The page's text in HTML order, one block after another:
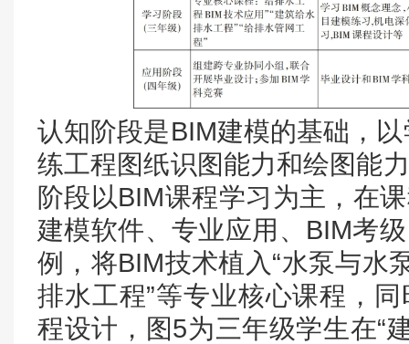
认知阶段是BIM建模的基础，
练工程图纸识图能力和绘图能
阶段以BIM课程学习为主，在
建模软件、专业应用、BIM考
例，将BIM技术植入“水泵与水
排水工程”等专业核心课程，
程设计，图5为三年级学生在“